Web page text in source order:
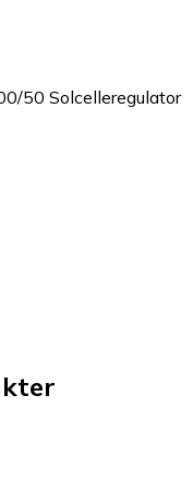
50 Solcelleregulator